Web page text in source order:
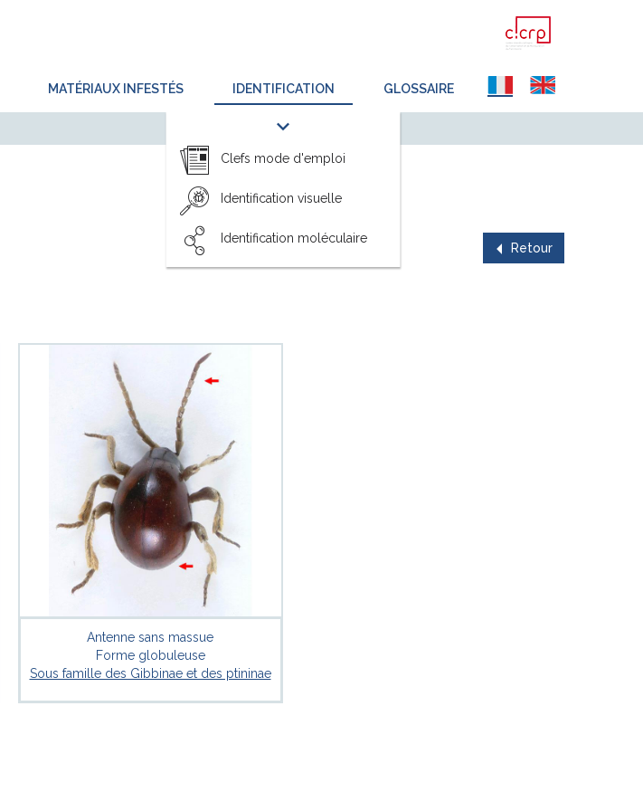
MATÉRIAUX INFESTÉS IDENTIFICATION
Clefs mode d'emploi
Identification visuelle
Identification moléculaire
GLOSSAIRE
Retour
Antenne sans massue
Forme globuleuse
Sous famille des Gibbinae et des ptininae